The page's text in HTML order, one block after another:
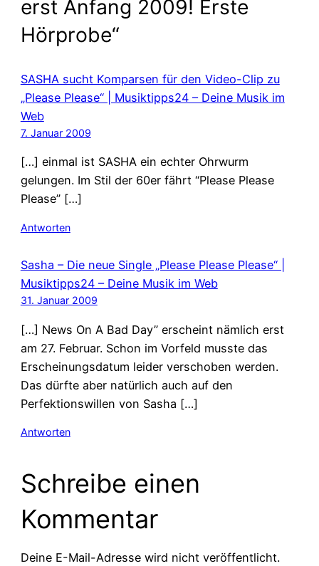
erst Anfang 2009! Erste
Hörprobe“
SASHA sucht Komparsen für den Video-Clip zu
„Please Please“ | Musiktipps24 – Deine Musik im
Web
7. Januar 2009
[…] einmal ist SASHA ein echter Ohrwurm
gelungen. Im Stil der 60er fährt “Please Please
Please” […]
Antworten
Sasha – Die neue Single „Please Please Please“ |
Musiktipps24 – Deine Musik im Web
31. Januar 2009
[…] News On A Bad Day” erscheint nämlich erst
am 27. Februar. Schon im Vorfeld musste das
Erscheinungsdatum leider verschoben werden.
Das dürfte aber natürlich auch auf den
Perfektionswillen von Sasha […]
Antworten
Schreibe einen
Kommentar
Deine E-Mail-Adresse wird nicht veröffentlicht.